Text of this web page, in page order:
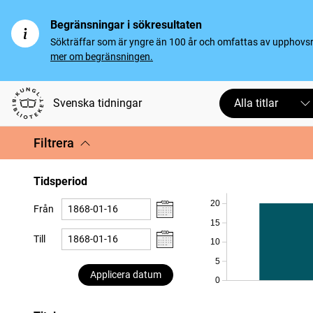
Begränsningar i sökresultaten
Sökträffar som är yngre än 100 år och omfattas av
mer om begränsningen.
Svenska tidningar Alla titlar
Filtrera
Tidsperiod
Från
Till
Applicera datum
0
5
10
15
20